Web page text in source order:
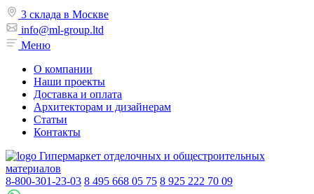
3 склада в Москве
info@ml-group.ltd
Меню
О компании
Наши проекты
Доставка и оплата
Архитекторам и дизайнерам
Статьи
Контакты
Гипермаркет отделочных и общестроительных
материалов
8-800-301-23-03 8 495 668 05 75 8 925 222 70 09